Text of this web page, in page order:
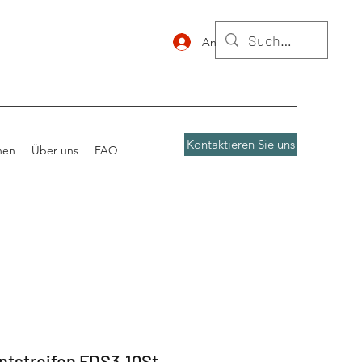
Anmelden
Über uns FAQ Kontaktieren Sie uns